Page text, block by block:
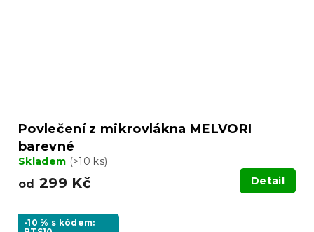
Povlečení z mikrovlákna MELVORI
barevné
Skladem (>10 ks)
od 299 Kč Detail
-10 % s kódem: